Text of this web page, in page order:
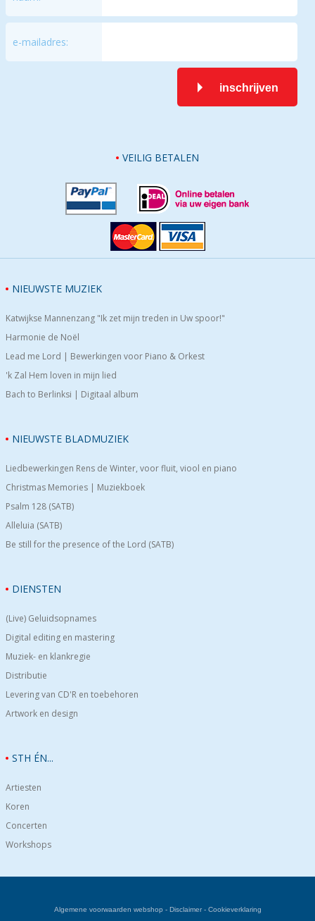
e-mailadres:
inschrijven
VEILIG BETALEN
NIEUWSTE MUZIEK
Katwijkse Mannenzang "Ik zet mijn treden in Uw spoor!"
Harmonie de Noël
Lead me Lord | Bewerkingen voor Piano & Orkest
'k Zal Hem loven in mijn lied
Bach to Berlinksi | Digitaal album
NIEUWSTE BLADMUZIEK
Liedbewerkingen Rens de Winter, voor fluit, viool en piano
Christmas Memories | Muziekboek
Psalm 128 (SATB)
Alleluia (SATB)
Be still for the presence of the Lord (SATB)
DIENSTEN
(Live) Geluidsopnames
Digital editing en mastering
Muziek- en klankregie
Distributie
Levering van CD'R en toebehoren
Artwork en design
STH ÉN...
Artiesten
Koren
Concerten
Workshops
Algemene voorwaarden webshop - Disclaimer- Cookieverklaring